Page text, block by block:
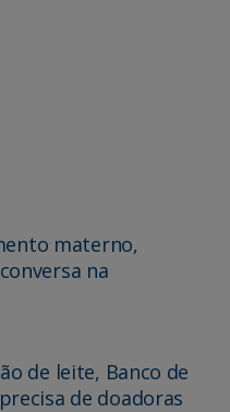
materno,
na
de leite, Banco de
de doadoras